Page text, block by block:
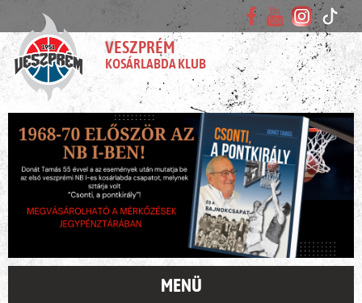
VESZPRÉM
KOSÁRLABDA KLUB
MENÜ